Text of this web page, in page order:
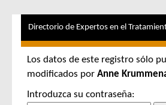
Directorio de Expertos en el
Los datos de este registro sólo
modificados por Anne
Introduzca su contraseña: